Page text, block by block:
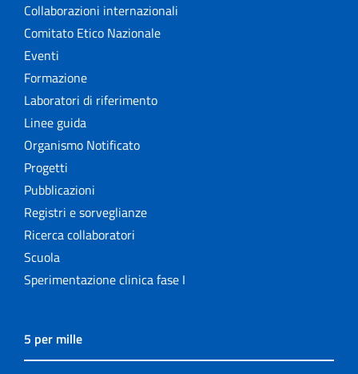
Collaborazioni internazionali
Comitato Etico Nazionale
Eventi
Formazione
Laboratori di riferimento
Linee guida
Organismo Notificato
Progetti
Pubblicazioni
Registri e sorveglianze
Ricerca collaboratori
Scuola
Sperimentazione clinica fase I
5 per mille